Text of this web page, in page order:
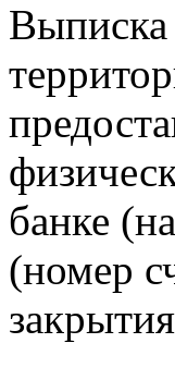
Выписка
банке
(номер